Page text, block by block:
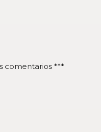
comentarios ***